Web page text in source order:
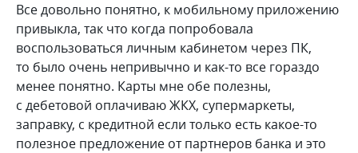
Все довольно понятно, к мобильному приложению
привыкла, так что когда попробовала
воспользоваться личным кабинетом через ПК,
то было очень непривычно и как-то все гораздо
менее понятно. Карты мне обе полезны,
с дебетовой оплачиваю ЖКХ, супермаркеты,
заправку, с кредитной если только есть какое-то
полезное предложение от партнеров банка и это